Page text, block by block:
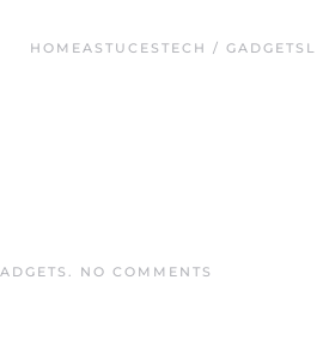
HOMEASTUCES TECH / GADGETS
. NO COMMENTS